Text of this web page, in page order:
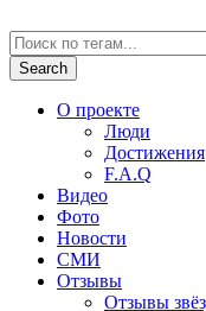
О проекте
Люди
Достижения
F.A.Q
Видео
Фото
Новости
СМИ
Отзывы
Отзывы